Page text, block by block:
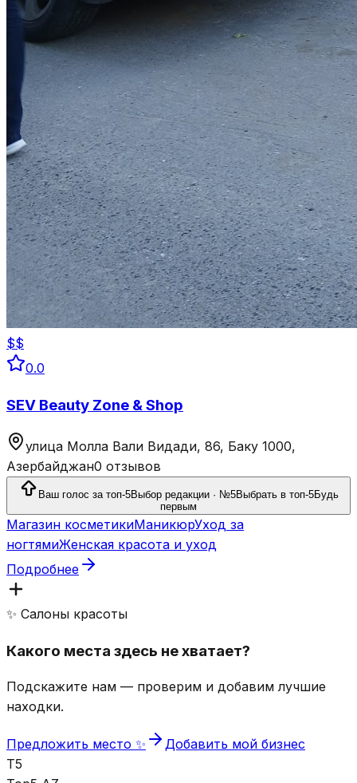
$$
0.0
SEV Beauty Zone & Shop
улица Молла Вали Видади, 86, Баку 1000,
Азербайджан0 отзывов
Ваш голос за топ-5Выбор редакции · №5Выбрать в топ-5Будь
первым
Магазин косметикиМаникюрУход за
ногтямиЖенская красота и уход
Подробнее
✨ Салоны красоты
Какого места здесь не хватает?
Подскажите нам — проверим и добавим лучшие
находки.
Предложить место ✨
Добавить мой бизнес
T5